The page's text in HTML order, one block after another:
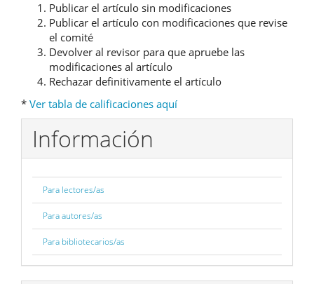
Publicar el artículo sin modificaciones
Publicar el artículo con modificaciones que revise
el comité
Devolver al revisor para que apruebe las
modificaciones al artículo
Rechazar definitivamente el artículo
* Ver tabla de calificaciones aquí
Información
Para lectores/as
Para autores/as
Para bibliotecarios/as